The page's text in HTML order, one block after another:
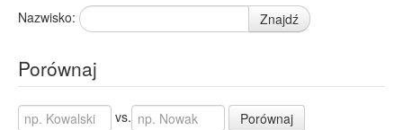
Nazwisko: Znajdź
Porównaj
vs. Porównaj